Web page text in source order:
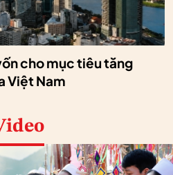
cho mục tiêu tăng
Việt Nam